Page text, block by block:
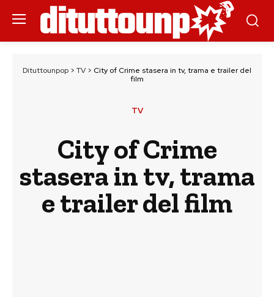
Dituttounpop > TV > City of Crime stasera in tv, trama e trailer del
film
TV
City of Crime
stasera in tv, trama
e trailer del film